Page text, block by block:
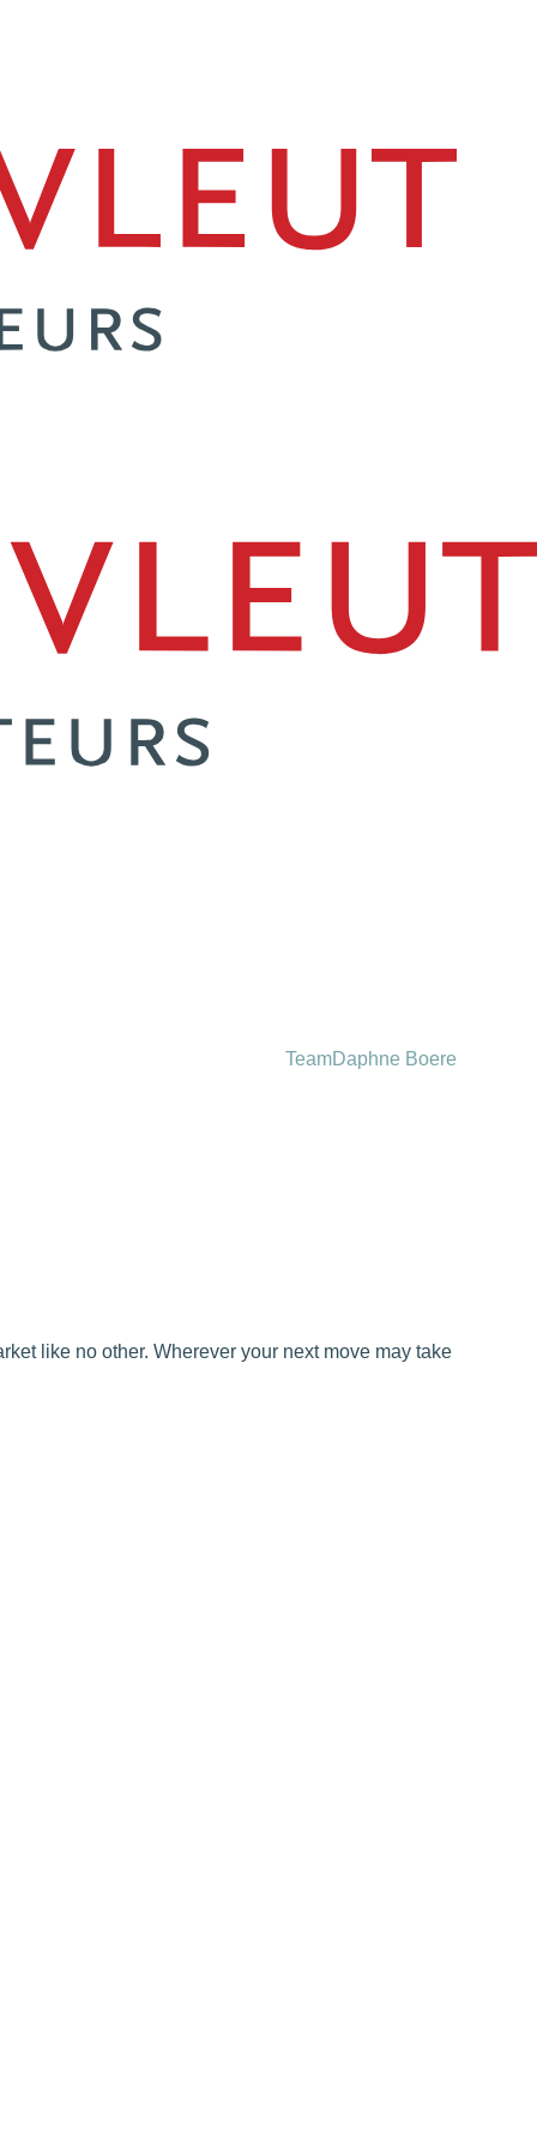
TeamDaphne Boere
like no other. Wherever your next move may take